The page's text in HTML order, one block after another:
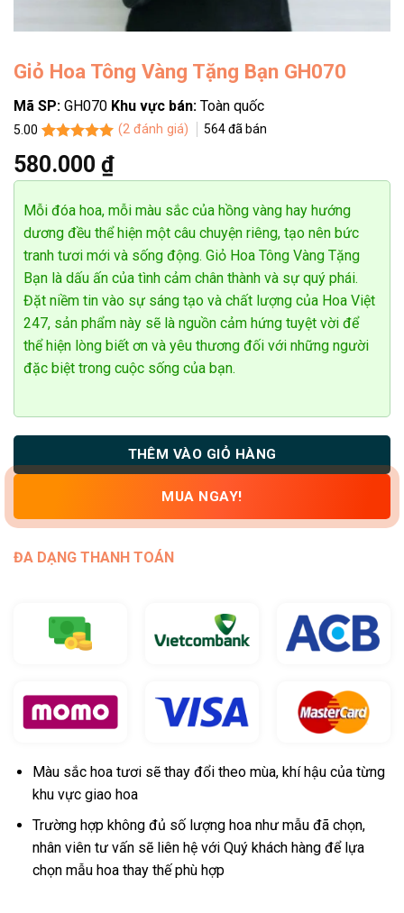
Giỏ Hoa Tông Vàng Tặng Bạn GH070
Mã SP: GH070 Khu vực bán: Toàn quốc
5.00
dựa trên
đánh giá
(2đánh giá) 564đã bán
580.000 ₫
Mỗi đóa hoa, mỗi màu sắc của hồng vàng hay hướng
dương đều thể hiện một câu chuyện riêng, tạo nên bức
tranh tươi mới và sống động. Giỏ Hoa Tông Vàng Tặng
Bạn là dấu ấn của tình cảm chân thành và sự quý phái.
Đặt niềm tin vào sự sáng tạo và chất lượng của Hoa Việt
247, sản phẩm này sẽ là nguồn cảm hứng tuyệt vời để
thể hiện lòng biết ơn và yêu thương đối với những người
đặc biệt trong cuộc sống của bạn.
THÊM VÀO GIỎ HÀNG
MUA NGAY!
ĐA DẠNG THANH TOÁN
Màu sắc hoa tươi sẽ thay đổi theo mùa, khí hậu của từng
khu vực giao hoa
Trường hợp không đủ số lượng hoa như mẫu đã chọn,
nhân viên tư vấn sẽ liên hệ với Quý khách hàng để lựa
chọn mẫu hoa thay thế phù hợp